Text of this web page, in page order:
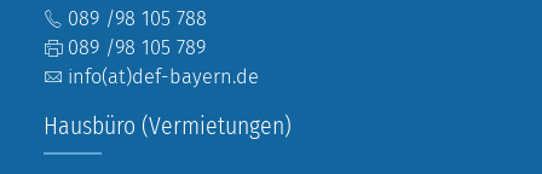
089 /98 105 788
089 /98 105 789
info(at)def-bayern.de
Hausbüro (Vermietungen)